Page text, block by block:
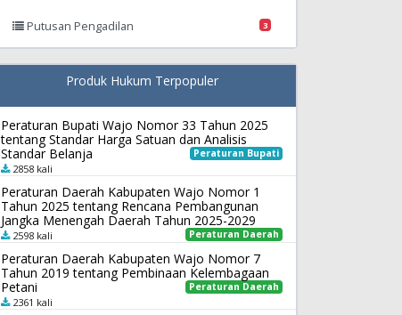
Putusan Pengadilan 3
Produk Hukum Terpopuler
Peraturan Bupati Wajo Nomor 33 Tahun 2025
tentang Standar Harga Satuan dan Analisis
Standar Belanja
Peraturan Bupati
2858 kali
Peraturan Daerah Kabupaten Wajo Nomor 1
Tahun 2025 tentang Rencana Pembangunan
Jangka Menengah Daerah Tahun 2025-2029
Peraturan Daerah
2598 kali
Peraturan Daerah Kabupaten Wajo Nomor 7
Tahun 2019 tentang Pembinaan Kelembagaan
Petani
Peraturan Daerah
2361 kali